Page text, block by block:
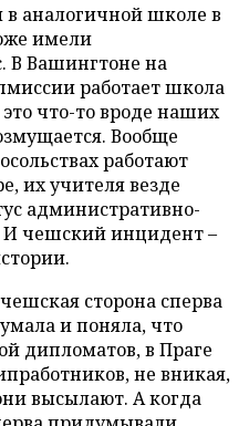
аналогичной школе в
имели
В Вашингтоне на
работает школа
что-то вроде наших
Вообще
работают
их учителя везде
административно-
И чешский инцидент –
сторона сперва
и поняла, что
дипломатов, в Праге
не вникая,
высылают. А когда